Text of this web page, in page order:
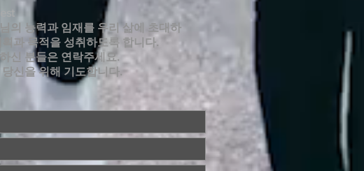
의 능력과 임재를 우리 삶에 초대하
과 목적을 성취하도록 합니다.
신 분들은 연락주세요.
당신을 위해 기도합니다.